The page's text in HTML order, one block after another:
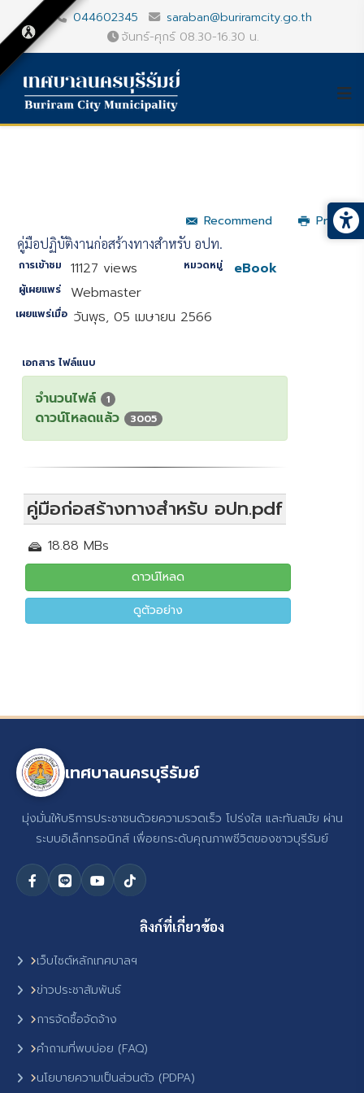
044602345
saraban@buriramcity.go.th
จันทร์-ศุกร์ 08.30-16.30 น.
Recommend
Print
คู่มือปฏิบัติงานก่อสร้างทางสำหรับ อปท.
การเข้าชม 11127 views หมวดหมู่ eBook
ผู้เผยแพร่ Webmaster
เผยแพร่เมื่อ วันพุธ, 05 เมษายน 2566
เอกสาร ไฟล์แนบ
จำนวนไฟล์ 1
ดาวน์โหลดแล้ว 3005
คู่มือก่อสร้างทางสำหรับ อปท.pdf
18.88 MBs
ดาวน์โหลด
ดูตัวอย่าง
เทศบาลนครบุรีรัมย์
มุ่งมั่นให้บริการประชาชนด้วยความรวดเร็ว โปร่งใส และทันสมัย ผ่าน
ระบบอิเล็กทรอนิกส์ เพื่อยกระดับคุณภาพชีวิตของชาวบุรีรัมย์
ลิงก์ที่เกี่ยวข้อง
เว็บไซต์หลักเทศบาลฯ
ข่าวประชาสัมพันธ์
การจัดซื้อจัดจ้าง
คำถามที่พบบ่อย (FAQ)
นโยบายความเป็นส่วนตัว (PDPA)